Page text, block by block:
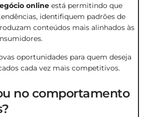
online está permitindo que
identifiquem padrões de
conteúdos mais alinhados às
oportunidades para quem deseja
cada vez mais competitivos.
no comportamento